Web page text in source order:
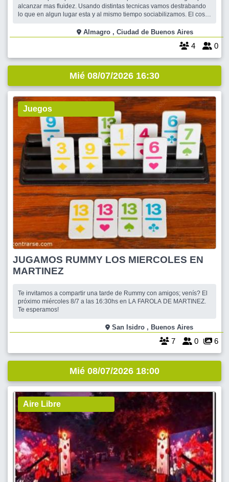
alcanzar mas fluidez. Usando distintas tecnicas vamos destrabando
lo que en algun lugar esta y al mismo tiempo sociabilizamos. El costo
orquidea. Por cualquier duda enviar mensaje orivado
Almagro , Ciudad de Buenos Aires
4 0
Mié 08/07/2026 16:30
Juegos
JUGAMOS RUMMY LOS MIERCOLES EN
MARTINEZ
Te invitamos a compartir una tarde de Rummy con amigos; venís? El
próximo miércoles 8/7 a las 16:30hs en LA FAROLA DE MARTINEZ.
Te esperamos!
San Isidro , Buenos Aires
7 0 6
Mié 08/07/2026 18:00
Aire Libre